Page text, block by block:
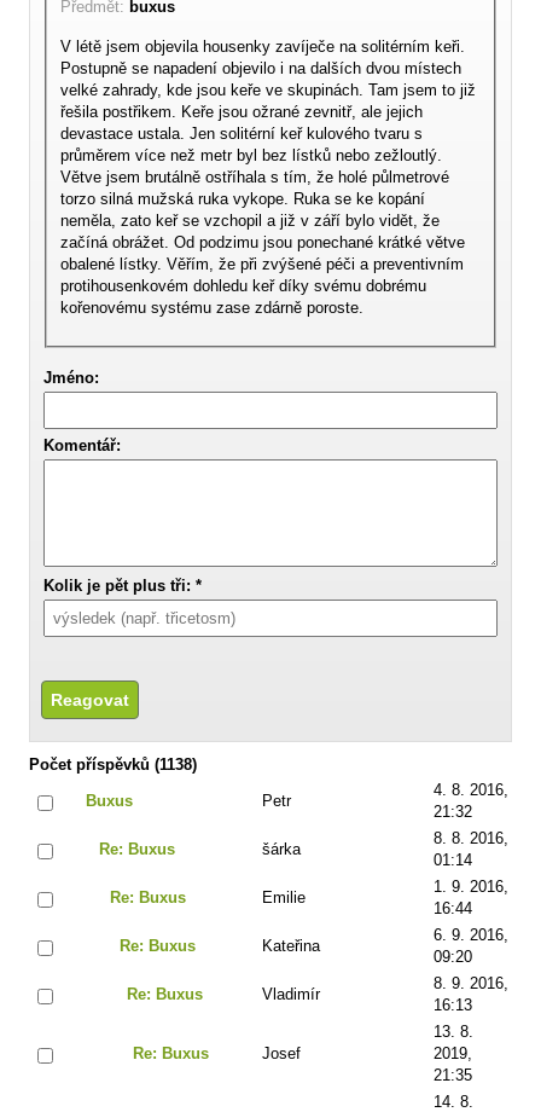
Předmět: buxus
V létě jsem objevila housenky zavíječe na solitérním keři.
Postupně se napadení objevilo i na dalších dvou místech
velké zahrady, kde jsou keře ve skupinách. Tam jsem to již
řešila postřikem. Keře jsou ožrané zevnitř, ale jejich
devastace ustala. Jen solitérní keř kulového tvaru s
průměrem více než metr byl bez lístků nebo zežloutlý.
Větve jsem brutálně ostříhala s tím, že holé půlmetrové
torzo silná mužská ruka vykope. Ruka se ke kopání
neměla, zato keř se vzchopil a již v září bylo vidět, že
začíná obrážet. Od podzimu jsou ponechané krátké větve
obalené lístky. Věřím, že při zvýšené péči a preventivním
protihousenkovém dohledu keř díky svému dobrému
kořenovému systému zase zdárně poroste.
Jméno:
Komentář:
Kolik je pět plus tři: *
Počet příspěvků (1138)
Buxus
Petr
4. 8. 2016,
21:32
Re: Buxus šárka
8. 8. 2016,
01:14
Re: Buxus Emilie
1. 9. 2016,
16:44
Re: Buxus Kateřina
6. 9. 2016,
09:20
Re: Buxus Vladimír
8. 9. 2016,
16:13
Re: Buxus Josef
13. 8.
2019,
21:35
14. 8.